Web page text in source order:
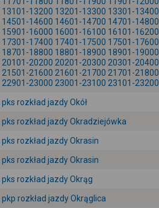
13101-13200 13201-13300 13301-13400
14501-14600 14601-14700 14701-14800
15901-16000 16001-16100 16101-16200
17301-17400 17401-17500 17501-17600
18701-18800 18801-18900 18901-19000
20101-20200 20201-20300 20301-20400
21501-21600 21601-21700 21701-21800
22901-23000 23001-23100 23101-23200
pks rozkład jazdy Okół
pks rozkład jazdy Okradziejówka
pks rozkład jazdy Okrasin
pks rozkład jazdy Okrasin
pks rozkład jazdy Okrąg
pkp rozkład jazdy Okrąglica